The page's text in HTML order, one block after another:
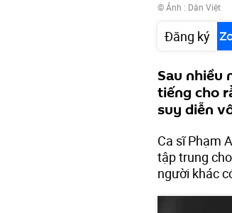
© Ảnh : Dân Việt
Đăng ký
Sau nhiều
tiếng cho
suy diễn
Ca sĩ Phạm
tập trung
người khác